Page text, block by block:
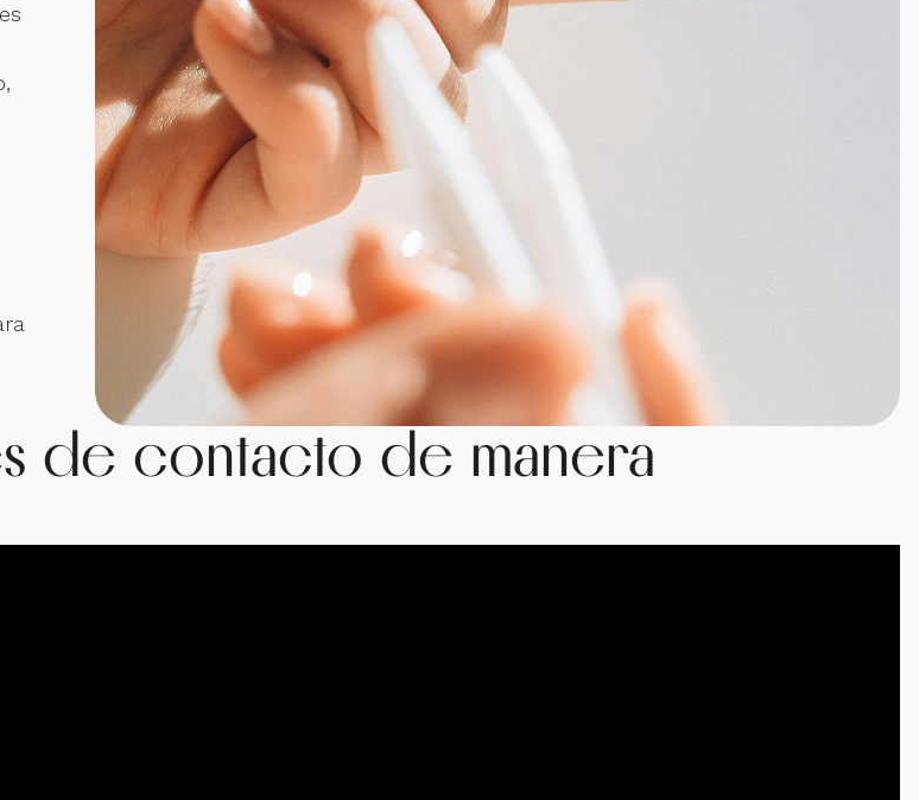
de contacto de manera